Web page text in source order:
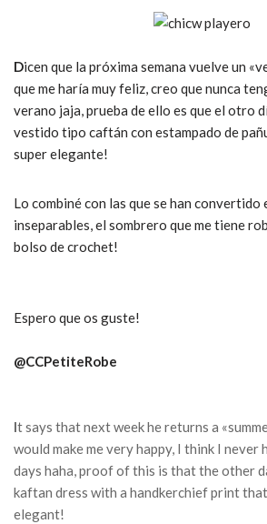
Dicen que la próxima semana vuelve un
que me haría muy feliz, creo que nunca
verano jaja, prueba de ello es que el otro
vestido tipo caftán con estampado de
super elegante!
Lo combiné con las que se han convertido
inseparables, el sombrero que me tiene
bolso de crochet!
Espero que os guste!
@CCPetiteRobe
It says that next week he returns a
would make me very happy, I think I never
days haha, proof of this is that the other
kaftan dress with a handkerchief print
elegant!